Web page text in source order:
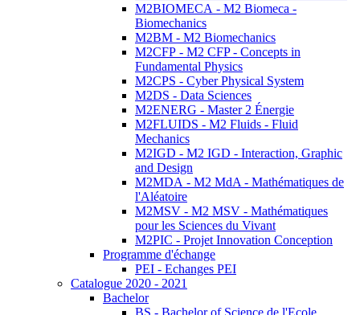
M2BIOMECA - M2 Biomeca -
Biomechanics
M2BM - M2 Biomechanics
M2CFP - M2 CFP - Concepts in
Fundamental Physics
M2CPS - Cyber Physical System
M2DS - Data Sciences
M2ENERG - Master 2 Énergie
M2FLUIDS - M2 Fluids - Fluid
Mechanics
M2IGD - M2 IGD - Interaction, Graphic
and Design
M2MDA - M2 MdA - Mathématiques de
l'Aléatoire
M2MSV - M2 MSV - Mathématiques
pour les Sciences du Vivant
M2PIC - Projet Innovation Conception
Programme d'échange
PEI - Echanges PEI
Catalogue 2020 - 2021
Bachelor
BS - Bachelor of Science de l'Ecole